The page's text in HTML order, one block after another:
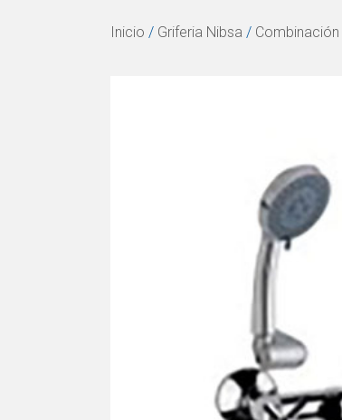
Inicio / Griferia Nibsa / Combinación